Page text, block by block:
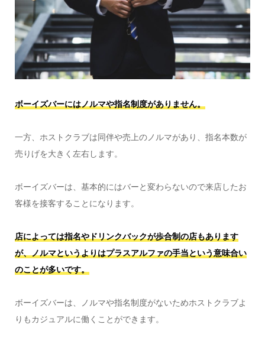
ボーイズバーにはノルマや指名制度がありません。
一方、ホストクラブは同伴や売上のノルマがあり、指名本数が
売りげを大きく左右します。
ボーイズバーは、基本的にはバーと変わらないので来店したお
客様を接客することになります。
店によっては指名やドリンクバックが歩合制の店もあります
が、ノルマというよりはプラスアルファの手当という意味合い
のことが多いです。
ボーイズバーは、ノルマや指名制度がないためホストクラブよ
りもカジュアルに働くことができます。